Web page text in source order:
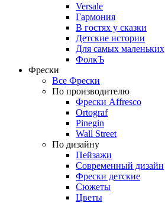
Versale
Гармония
В гостях у сказки
Детские истории
Для самых маленьких
ФолкЪ
Фрески
Все Фрески
По производителю
Фрески Affresco
Ortograf
Pinegin
Wall Street
По дизайну
Пейзажи
Современный дизайн
Фрески детские
Сюжеты
Цветы